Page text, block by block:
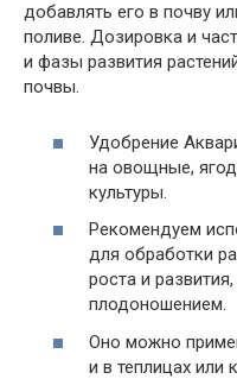
добавлять его в почву
поливе. Дозировка и
и фазы развития
почвы.
Удобрение
на овощные,
культуры.
Рекомендуем
для обработки
роста и
плодоношением.
Оно можно
и в теплицах или